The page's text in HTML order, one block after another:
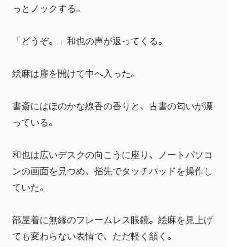
っとノックする。
「どうぞ。」和也の声が返ってくる。
絵麻は扉を開けて中へ入った。
書斎にはほのかな線香の香りと、古書の匂いが漂
っている。
和也は広いデスクの向こうに座り、ノートパソコ
ンの画面を見つめ、指先でタッチパッドを操作し
ていた。
部屋着に無縁のフレームレス眼鏡。絵麻を見上げ
ても変わらない表情で、ただ軽く頷く。